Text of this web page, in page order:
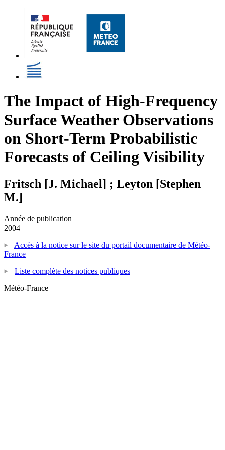
The Impact of High-Frequency
Surface Weather Observations
on Short-Term Probabilistic
Forecasts of Ceiling Visibility
Fritsch [J. Michael] ; Leyton [Stephen
M.]
Année de publication
2004
Accès à la notice sur le site du portail documentaire de Météo-
France
Liste complète des notices publiques
Météo-France